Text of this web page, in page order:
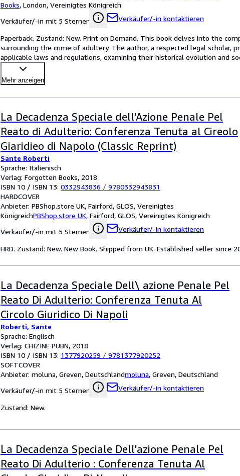
Books, London, Vereinigtes Königreich
Verkäufer/-in mit 5 Sternen
Verkäufer/-in kontaktieren
Paperback. Zustand: New. Print on Demand. This book delves into the
surrounding the crime of adultery. The author, a respected legal scholar,
applicable laws and regulations, examining their historical evolution and
…
Mehr anzeigen
La Decadenza Speciale dell'Azione Penale Pel
Reato di Adulterio: Conferenza Tenuta al Cireolo
Giaridieo di Napolo (Classic Reprint)
Sante Roberti
Sprache: Italienisch
Verlag: Forgotten Books, 2018
ISBN 10 / ISBN 13: 0332943836 / 9780332943831
HARDCOVER
Anbieter: PBShop.store UK, Fairford, GLOS, Vereinigtes
KönigreichPBShop.store UK, Fairford, GLOS, Vereinigtes Königreich
Verkäufer/-in mit 5 Sternen
Verkäufer/-in kontaktieren
HRD. Zustand: New. New Book. Shipped from UK. Established seller since
La Decadenza Speciale Dell\ azione Penale Pel
Reato Di Adulterio: Conferenza Tenuta Al
Circolo Giuridico Di Napoli
Roberti, Sante
Sprache: Englisch
Verlag: CHIZINE PUBN, 2018
ISBN 10 / ISBN 13: 1377920259 / 9781377920252
SOFTCOVER
Anbieter: moluna, Greven, Deutschlandmoluna, Greven, Deutschland
Verkäufer/-in mit 5 Sternen
Verkäufer/-in kontaktieren
Zustand: New.
La Decadenza Speciale Dell'azione Penale Pel
Reato Di Adulterio : Conferenza Tenuta Al